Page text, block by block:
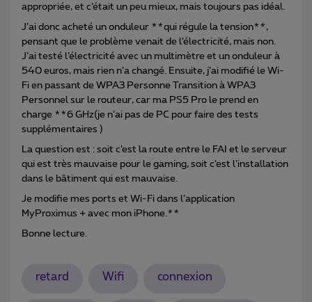
appropriée, et c’était un peu mieux, mais toujours pas idéal.
J’ai donc acheté un onduleur **qui régule la tension**,
pensant que le problème venait de l’électricité, mais non.
J’ai testé l’électricité avec un multimètre et un onduleur à
540 euros, mais rien n’a changé. Ensuite, j’ai modifié le Wi-
Fi en passant de WPA3 Personne Transition à WPA3
Personnel sur le routeur, car ma PS5 Pro le prend en
charge **6 GHz(je n’ai pas de PC pour faire des tests
supplémentaires )
La question est : soit c’est la route entre le FAI et le serveur
qui est très mauvaise pour le gaming, soit c’est l’installation
dans le bâtiment qui est mauvaise.
Je modifie mes ports et Wi-Fi dans l’application
MyProximus + avec mon iPhone.**
Bonne lecture.
retard Wifi connexion